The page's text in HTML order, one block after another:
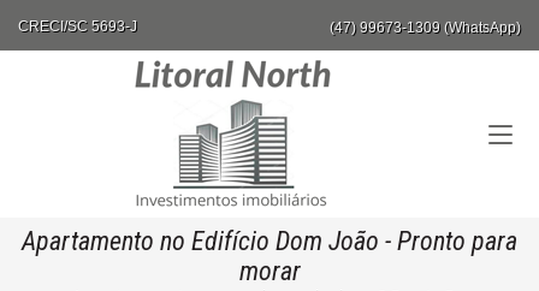
CRECI/SC 5693-J (47) 99673-1309 (WhatsApp)
Apartamento no Edifício Dom João - Pronto para
morar